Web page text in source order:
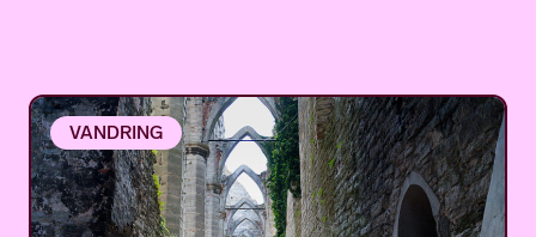
VANDRING